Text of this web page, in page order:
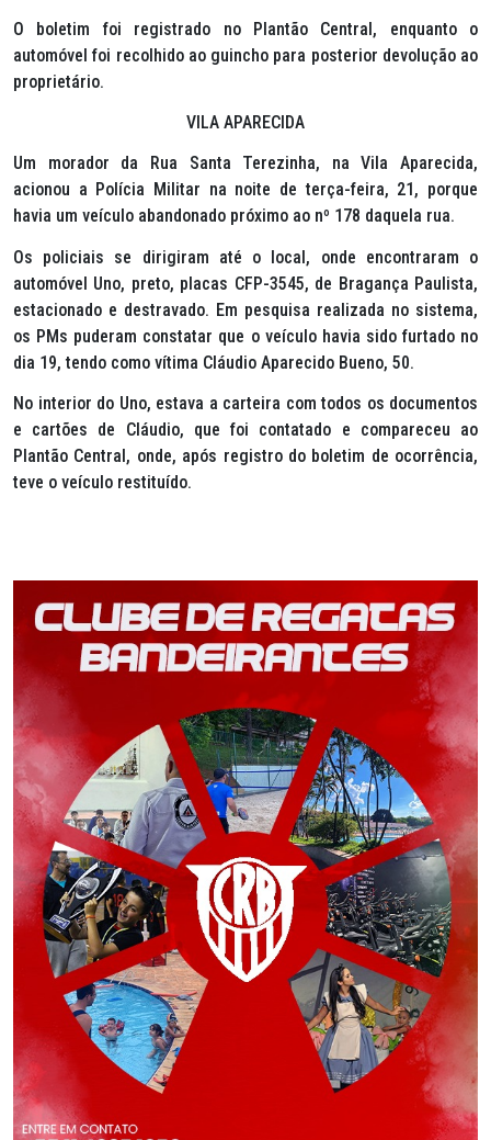
O boletim foi registrado no Plantão Central, enquanto o
automóvel foi recolhido ao guincho para posterior devolução ao
proprietário.
VILA APARECIDA
Um morador da Rua Santa Terezinha, na Vila Aparecida,
acionou a Polícia Militar na noite de terça-feira, 21, porque
havia um veículo abandonado próximo ao nº 178 daquela rua.
Os policiais se dirigiram até o local, onde encontraram o
automóvel Uno, preto, placas CFP-3545, de Bragança Paulista,
estacionado e destravado. Em pesquisa realizada no sistema,
os PMs puderam constatar que o veículo havia sido furtado no
dia 19, tendo como vítima Cláudio Aparecido Bueno, 50.
No interior do Uno, estava a carteira com todos os documentos
e cartões de Cláudio, que foi contatado e compareceu ao
Plantão Central, onde, após registro do boletim de ocorrência,
teve o veículo restituído.